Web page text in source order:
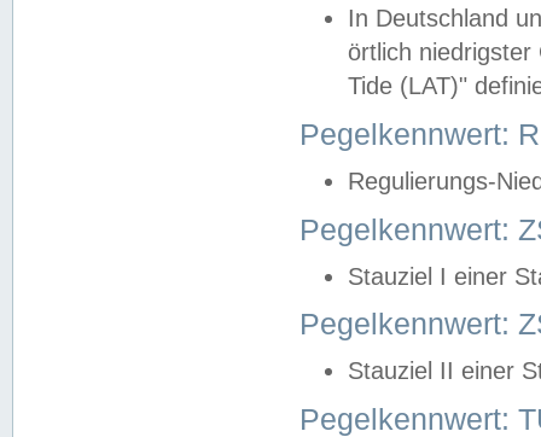
In Deutschland
örtlich
Tide (LAT)"
Pegelkennwert:
Regulierungs-
Pegelkennwert:
Stauziel I einer
Pegelkennwert:
Stauziel II einer
Pegelkennwert: